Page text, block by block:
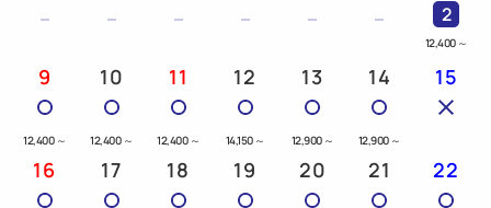
2
12,400 ～
9
12,400 ～
10
12,400 ～
11
12,400 ～
12
14,150 ～
13
12,900 ～
14
12,900 ～
15
16 17 18 19 20 21 22